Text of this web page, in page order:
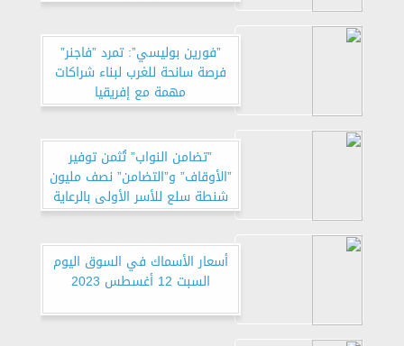
”فورين بوليسي”: تمرد ”فاجنر”
فرصة سانحة للغرب لبناء شراكات
مهمة مع إفريقيا
”تضامن النواب” تُثمن توفير
”الأوقاف” و”التضامن” نصف مليون
شنطة سلع للأسر الأولى بالرعاية
أسعار الأسماك في السوق اليوم
السبت 12 أغسطس 2023